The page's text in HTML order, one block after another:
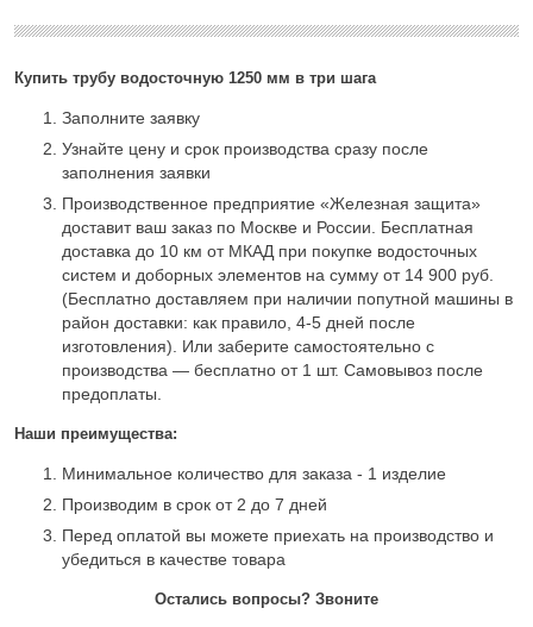
Купить трубу водосточную 1250 мм в три шага
Заполните заявку
Узнайте цену и срок производства сразу после
заполнения заявки
Производственное предприятие «Железная защита»
доставит ваш заказ по Москве и России. Бесплатная
доставка до 10 км от МКАД при покупке водосточных
систем и доборных элементов на сумму от 14 900 руб.
(Бесплатно доставляем при наличии попутной машины в
район доставки: как правило, 4-5 дней после
изготовления). Или заберите самостоятельно с
производства — бесплатно от 1 шт. Самовывоз после
предоплаты.
Наши преимущества:
Минимальное количество для заказа - 1 изделие
Производим в срок от 2 до 7 дней
Перед оплатой вы можете приехать на производство и
убедиться в качестве товара
Остались вопросы? Звоните